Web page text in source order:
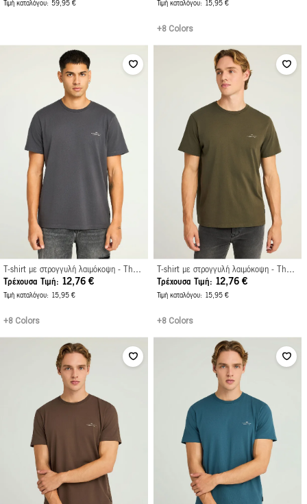
Τιμή καταλόγου 59,95 € Τιμή καταλόγου 15,95 €
+8 Colors
Τρέχουσα Τιμή
12,76 €
Τιμή καταλόγου 15,95 €
+8 Colors
Τρέχουσα Τιμή
12,76 €
Τιμή καταλόγου 15,95 €
+8 Colors